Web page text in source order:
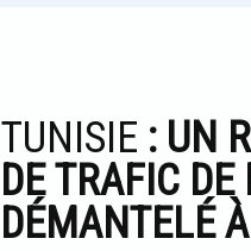
TUNISIE : UN
DE TRAFIC DE
DÉMANTELÉ